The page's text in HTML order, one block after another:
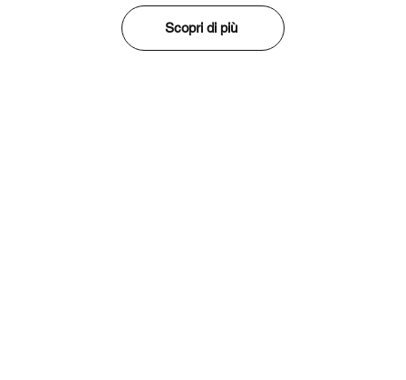
Scopri di più